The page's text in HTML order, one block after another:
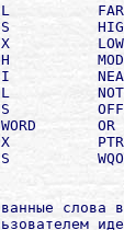
OR
слова